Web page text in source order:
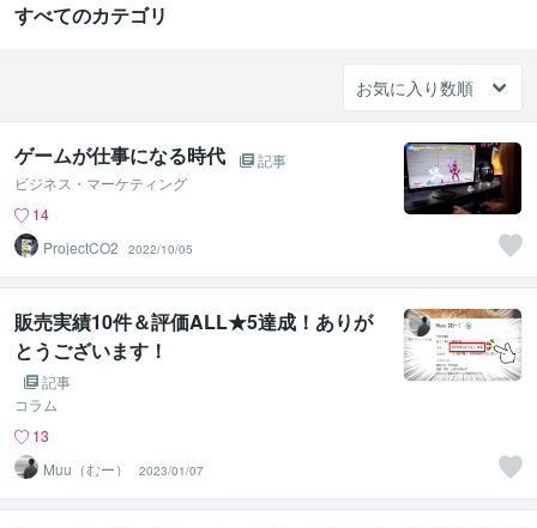
すべてのカテゴリ
ゲームが仕事になる時代
記事
ビジネス・マーケティング
14
ProjectCO2
2022/10/05
販売実績10件＆評価ALL★5達成！ありが
とうございます！
記事
コラム
13
Muu（むー）
2023/01/07